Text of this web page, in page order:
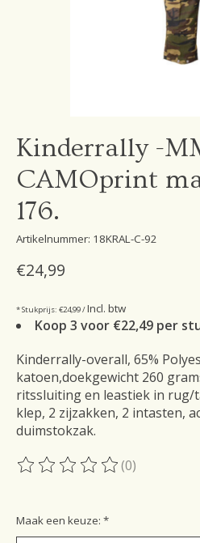
Kinderrally -
CAMOprint
176.
Artikelnummer: 18KRAL-C-92
€24,99
* Stukprijs: €24,99 /Incl. btw
Koop 3 voor €22,49 per
Kinderrally-overall, 65%
katoen,doekgewicht 260
ritssluiting en leastiek in rug/
klep, 2 zijzakken, 2 intasten,
duimstokzak.
De beoordeling van dit
(0)
Maak een keuze: *